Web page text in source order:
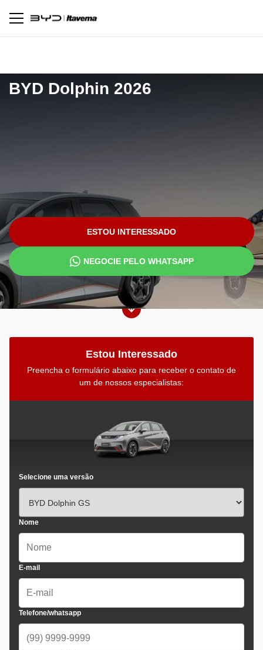
BYD Dolphin 2026
ESTOU INTERESSADO
NEGOCIE PELO WHATSAPP
Estou Interessado
Preencha o formulário abaixo para receber o contato de
um de nossos especialistas:
Selecione uma versão
Nome
E-mail
Telefone/whatsapp